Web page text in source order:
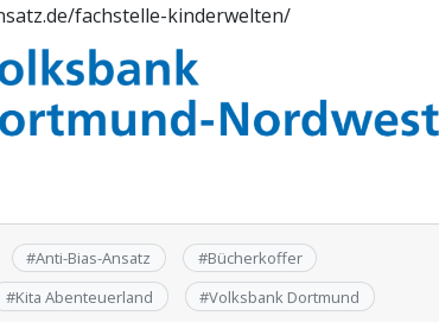
fachstelle-kinderwelten/
#Anti-Bias-Ansatz #Bücherkoffer
#Kita Abenteuerland #Volksbank Dortmund